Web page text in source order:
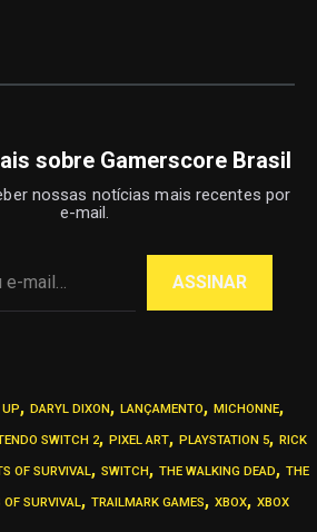
sobre Gamerscore Brasil
nossas notícias mais recentes por
e-mail.
ASSINAR
UP, DARYL DIXON, LANÇAMENTO, MICHONNE,
SWITCH 2, PIXEL ART, PLAYSTATION 5, RICK
OF SURVIVAL, SWITCH, THE WALKING DEAD, THE
OF SURVIVAL, TRAILMARK GAMES, XBOX, XBOX